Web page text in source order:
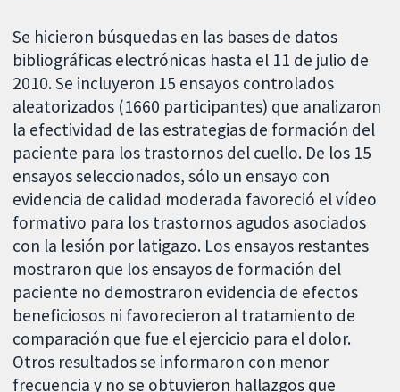
Se hicieron búsquedas en las bases de datos
bibliográficas electrónicas hasta el 11 de julio de
2010. Se incluyeron 15 ensayos controlados
aleatorizados (1660 participantes) que analizaron
la efectividad de las estrategias de formación del
paciente para los trastornos del cuello. De los 15
ensayos seleccionados, sólo un ensayo con
evidencia de calidad moderada favoreció el vídeo
formativo para los trastornos agudos asociados
con la lesión por latigazo. Los ensayos restantes
mostraron que los ensayos de formación del
paciente no demostraron evidencia de efectos
beneficiosos ni favorecieron al tratamiento de
comparación que fue el ejercicio para el dolor.
Otros resultados se informaron con menor
frecuencia y no se obtuvieron hallazgos que